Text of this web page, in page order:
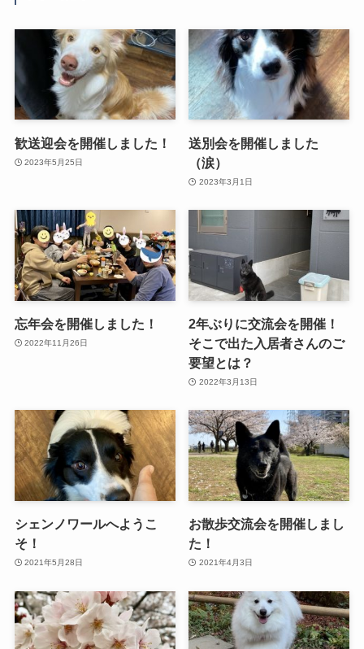
歓送迎会を開催しました！
2023年5月25日
送別会を開催しました
（涙）
2023年3月1日
忘年会を開催しました！
2022年11月26日
2年ぶりに交流会を開催！
そこで出た入居者さんのご
要望とは？
2022年3月13日
シェンノワールへようこ
そ！
2021年5月28日
お散歩交流会を開催しまし
た！
2021年4月3日